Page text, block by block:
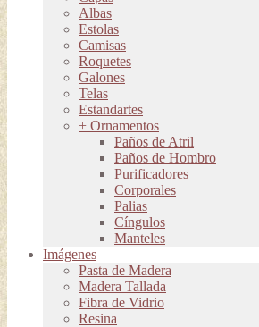
Albas
Estolas
Camisas
Roquetes
Galones
Telas
Estandartes
+ Ornamentos
Paños de Atril
Paños de Hombro
Purificadores
Corporales
Palias
Cíngulos
Manteles
Imágenes
Pasta de Madera
Madera Tallada
Fibra de Vidrio
Resina